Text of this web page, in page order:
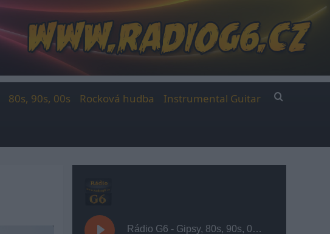
80s, 90s, 00s Rocková hudba Instrumental Guitar
Rádio G6 - Gipsy, 80s, 90s, 00s